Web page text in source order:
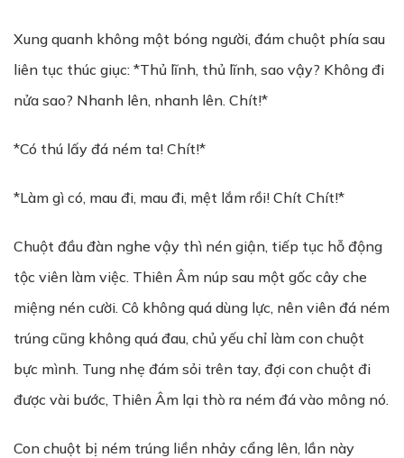
Xung quanh không một bóng người, đám chuột phía sau
liên tục thúc giục: *Thủ lĩnh, thủ lĩnh, sao vậy? Không đi
nửa sao? Nhanh lên, nhanh lên. Chít!*
*Có thú lấy đá ném ta! Chít!*
*Làm gì có, mau đi, mau đi, mệt lắm rồi! Chít Chít!*
Chuột đầu đàn nghe vậy thì nén giận, tiếp tục hỗ động
tộc viên làm việc. Thiên Âm núp sau một gốc cây che
miệng nén cười. Cô không quá dùng lực, nên viên đá ném
trúng cũng không quá đau, chủ yếu chỉ làm con chuột
bực mình. Tung nhẹ đám sỏi trên tay, đợi con chuột đi
được vài bước, Thiên Âm lại thò ra ném đá vào mông nó.
Con chuột bị ném trúng liền nhảy cẩng lên, lần này